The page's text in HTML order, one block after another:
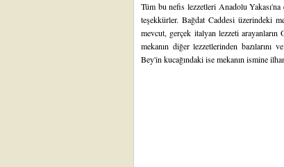
Tüm bu nefis lezzetleri Anadolu Yakası'na
teşekkürler. Bağdat Caddesi üzerindeki
mevcut, gerçek italyan lezzeti
mekanın diğer lezzetlerinden
Bey'in kucağındaki ise mekanın ismine